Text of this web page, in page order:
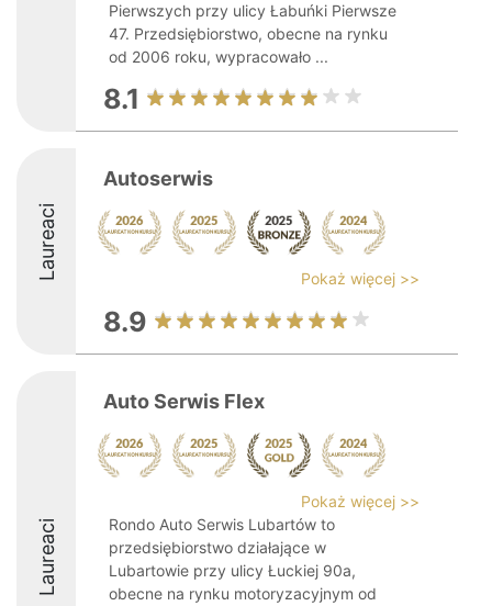
Pierwszych przy ulicy Łabuńki Pierwsze
47. Przedsiębiorstwo, obecne na rynku
od 2006 roku, wypracowało ...
8.1
Laureaci
Autoserwis
Pokaż więcej >>
8.9
Laureaci
Auto Serwis Flex
Pokaż więcej >>
Rondo Auto Serwis Lubartów to
przedsiębiorstwo działające w
Lubartowie przy ulicy Łuckiej 90a,
obecne na rynku motoryzacyjnym od